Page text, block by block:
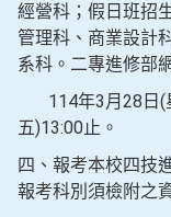
經營科；假日班招
管理科、商業設計
系科。二專進修部
114年3月28日(
五)13:00止。
四、報考本校四技
報考科別須檢附之